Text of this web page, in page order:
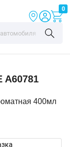
0
A60781
400мл